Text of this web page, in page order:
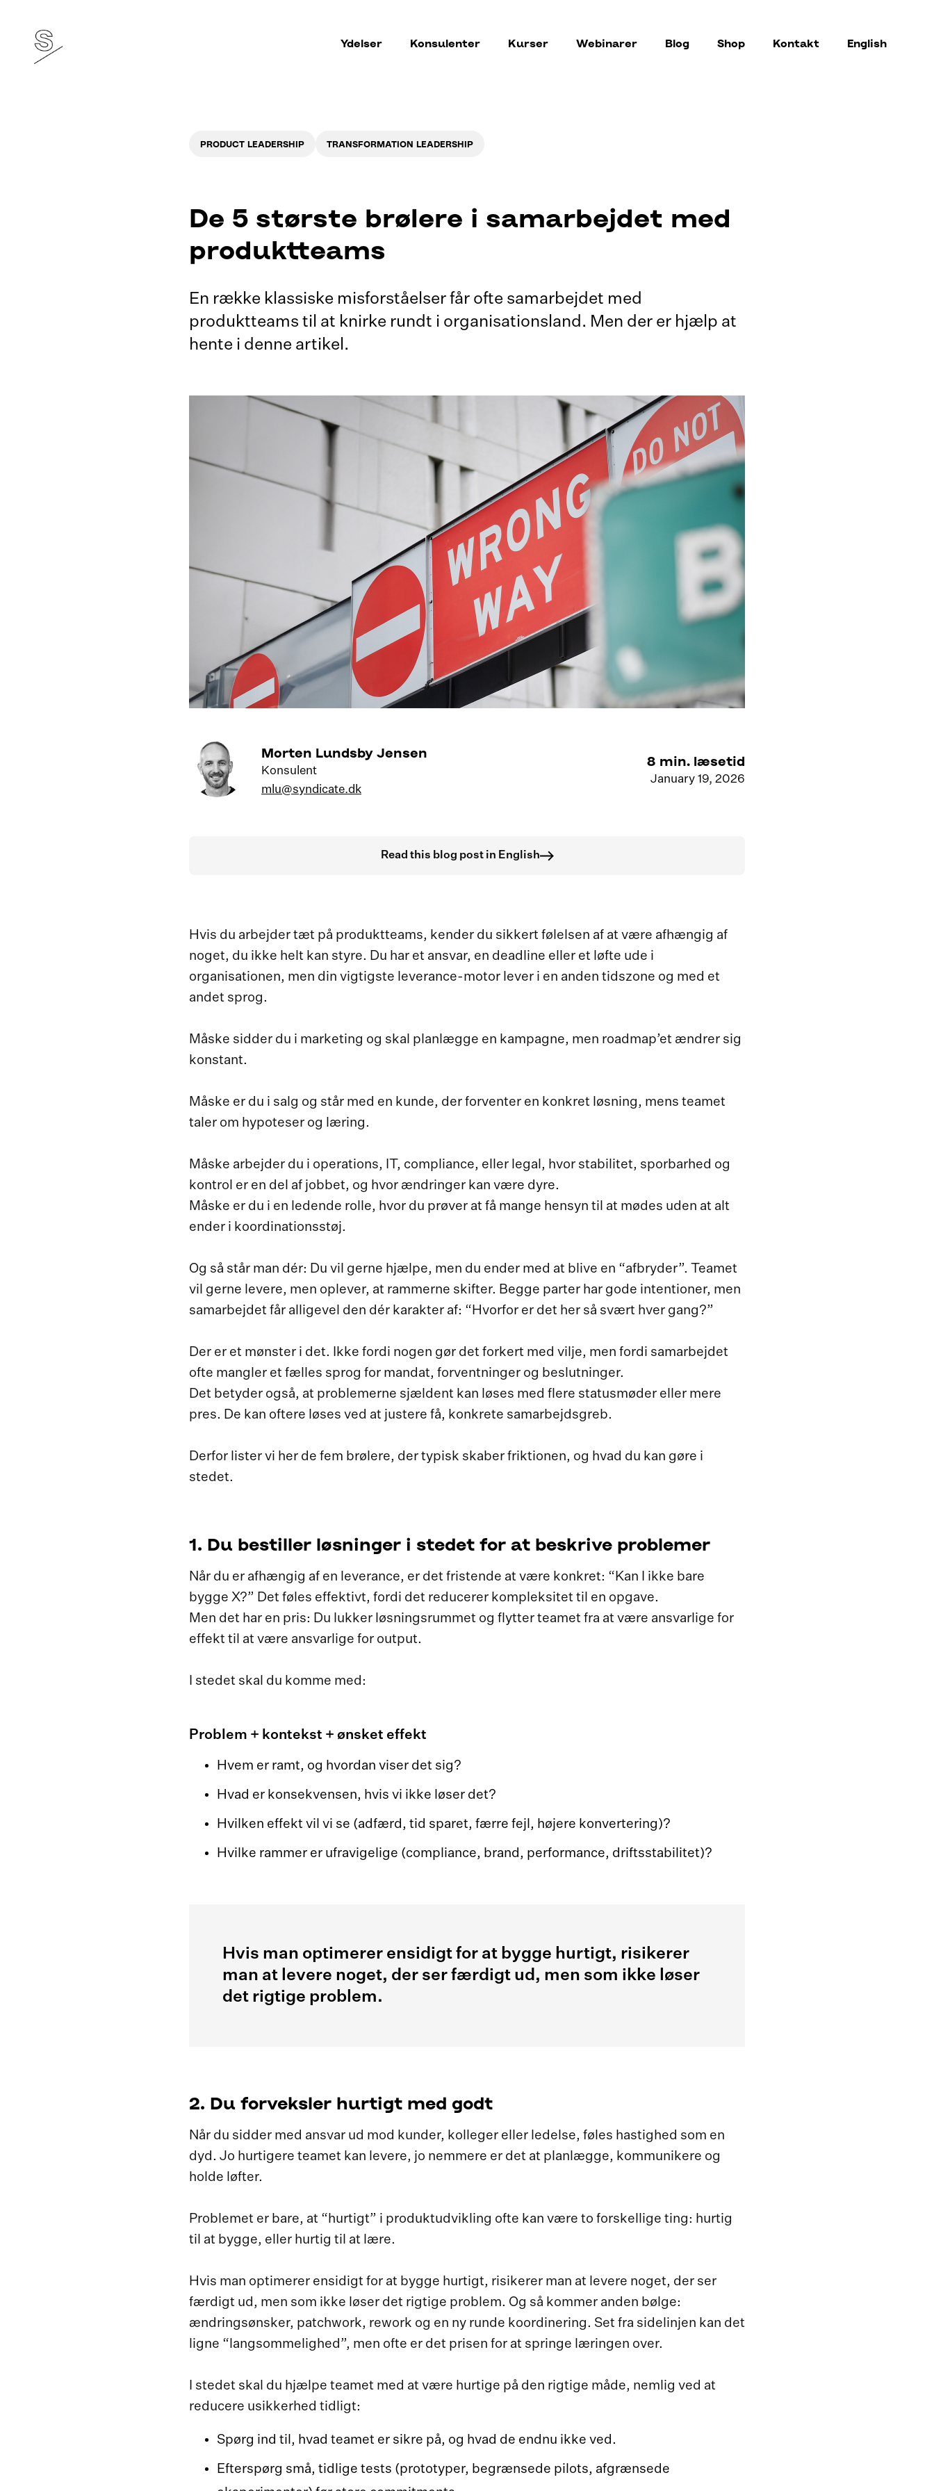
Ydelser Konsulenter Kurser Webinarer Blog Shop Kontakt English
PRODUCT LEADERSHIP TRANSFORMATION LEADERSHIP
De 5 største brølere i samarbejdet med
produktteams
En række klassiske misforståelser får ofte samarbejdet med
produktteams til at knirke rundt i organisationsland. Men der er hjælp at
hente i denne artikel.
Morten Lundsby Jensen
Konsulent
mlu@syndicate.dk
8 min. læsetid
January 19, 2026
Read this blog post in English
Hvis du arbejder tæt på produktteams, kender du sikkert følelsen af at være afhængig af
noget, du ikke helt kan styre. Du har et ansvar, en deadline eller et løfte ude i
organisationen, men din vigtigste leverance-motor lever i en anden tidszone og med et
andet sprog.
Måske sidder du i marketing og skal planlægge en kampagne, men roadmap’et ændrer sig
konstant.
Måske er du i salg og står med en kunde, der forventer en konkret løsning, mens teamet
taler om hypoteser og læring.
Måske arbejder du i operations, IT, compliance, eller legal, hvor stabilitet, sporbarhed og
kontrol er en del af jobbet, og hvor ændringer kan være dyre.
Måske er du i en ledende rolle, hvor du prøver at få mange hensyn til at mødes uden at alt
ender i koordinationsstøj.
Og så står man dér: Du vil gerne hjælpe, men du ender med at blive en “afbryder”. Teamet
vil gerne levere, men oplever, at rammerne skifter. Begge parter har gode intentioner, men
samarbejdet får alligevel den dér karakter af: “Hvorfor er det her så svært hver gang?”
Der er et mønster i det. Ikke fordi nogen gør det forkert med vilje, men fordi samarbejdet
ofte mangler et fælles sprog for mandat, forventninger og beslutninger.
Det betyder også, at problemerne sjældent kan løses med flere statusmøder eller mere
pres. De kan oftere løses ved at justere få, konkrete samarbejdsgreb.
Derfor lister vi her de fem brølere, der typisk skaber friktionen, og hvad du kan gøre i
stedet.
1. Du bestiller løsninger i stedet for at beskrive problemer
Når du er afhængig af en leverance, er det fristende at være konkret: “Kan I ikke bare
bygge X?” Det føles effektivt, fordi det reducerer kompleksitet til en opgave.
Men det har en pris: Du lukker løsningsrummet og flytter teamet fra at være ansvarlige for
effekt til at være ansvarlige for output.
I stedet skal du komme med:
Problem + kontekst + ønsket effekt
Hvem er ramt, og hvordan viser det sig?
Hvad er konsekvensen, hvis vi ikke løser det?
Hvilken effekt vil vi se (adfærd, tid sparet, færre fejl, højere konvertering)?
Hvilke rammer er ufravigelige (compliance, brand, performance, driftsstabilitet)?
Hvis man optimerer ensidigt for at bygge hurtigt, risikerer
man at levere noget, der ser færdigt ud, men som ikke løser
det rigtige problem.
2. Du forveksler hurtigt med godt
Når du sidder med ansvar ud mod kunder, kolleger eller ledelse, føles hastighed som en
dyd. Jo hurtigere teamet kan levere, jo nemmere er det at planlægge, kommunikere og
holde løfter.
Problemet er bare, at “hurtigt” i produktudvikling ofte kan være to forskellige ting: hurtig
til at bygge, eller hurtig til at lære.
Hvis man optimerer ensidigt for at bygge hurtigt, risikerer man at levere noget, der ser
færdigt ud, men som ikke løser det rigtige problem. Og så kommer anden bølge:
ændringsønsker, patchwork, rework og en ny runde koordinering. Set fra sidelinjen kan det
ligne “langsommelighed”, men ofte er det prisen for at springe læringen over.
I stedet skal du hjælpe teamet med at være hurtige på den rigtige måde, nemlig ved at
reducere usikkerhed tidligt:
Spørg ind til, hvad teamet er sikre på, og hvad de endnu ikke ved.
Efterspørg små, tidlige tests (prototyper, begrænsede pilots, afgrænsede